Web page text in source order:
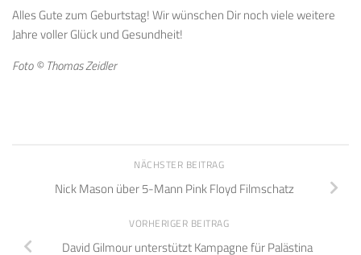
Alles Gute zum Geburtstag! Wir wünschen Dir noch viele weitere
Jahre voller Glück und Gesundheit!
Foto © Thomas Zeidler
NÄCHSTER BEITRAG
Nick Mason über 5-Mann Pink Floyd Filmschatz
VORHERIGER BEITRAG
David Gilmour unterstützt Kampagne für Palästina